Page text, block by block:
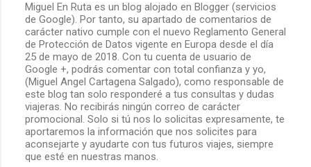
P
u
b
l
i
c
a
r
u
n
c
o
Miguel En Ruta es un blog alojado en Blogger (servicios
de Google). Por tanto, su apartado de comentarios de
carácter nativo cumple con el nuevo Reglamento General
de Protección de Datos vigente en Europa desde el día
25 de mayo de 2018. Con tu cuenta de usuario de
Google +, podrás comentar con total confianza y yo,
(Miguel Angel Cartagena Salgado), como responsable de
este blog tan solo responderé a tus consultas y dudas
viajeras. No recibirás ningún correo de carácter
promocional. Solo si tú nos lo solicitas expresamente, te
aportaremos la información que nos solicites para
aconsejarte y ayudarte con tus futuros viajes, siempre
que esté en nuestras manos.